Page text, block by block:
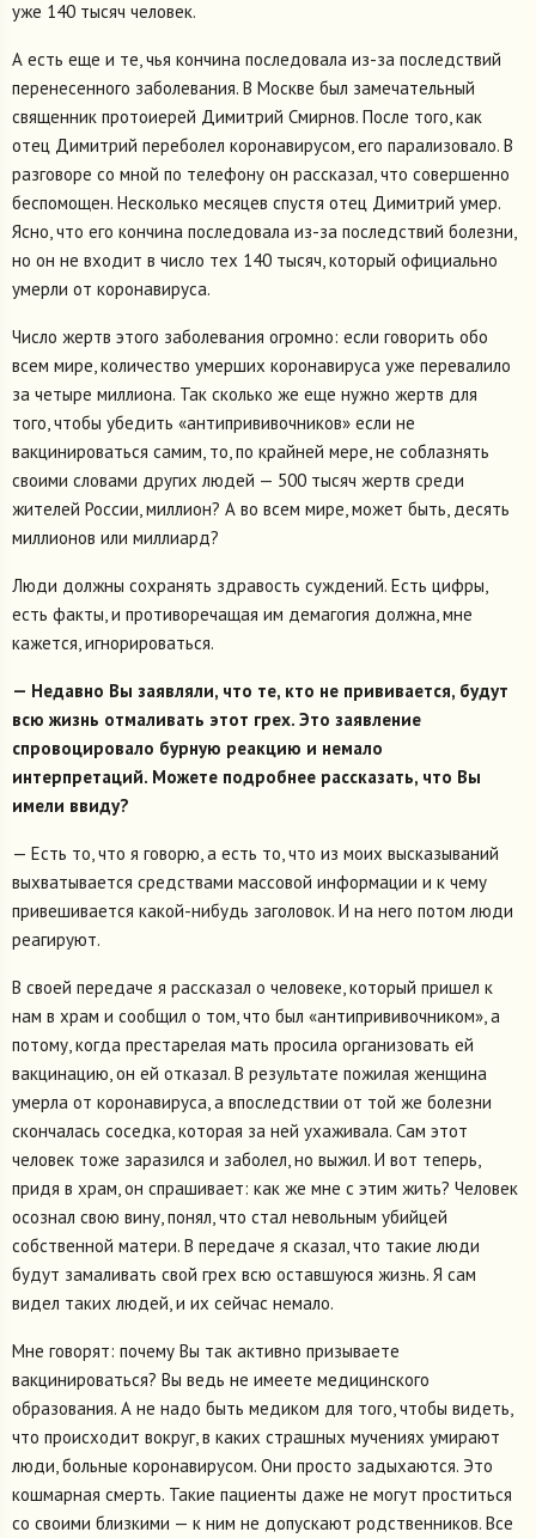
уже 140 тысяч человек.
А есть еще и те, чья кончина последовала из-за последствий
перенесенного заболевания. В Москве был замечательный
священник протоиерей Димитрий Смирнов. После того, как
отец Димитрий переболел коронавирусом, его парализовало. В
разговоре со мной по телефону он рассказал, что совершенно
беспомощен. Несколько месяцев спустя отец Димитрий умер.
Ясно, что его кончина последовала из-за последствий болезни,
но он не входит в число тех 140 тысяч, который официально
умерли от коронавируса.
Число жертв этого заболевания огромно: если говорить обо
всем мире, количество умерших коронавируса уже перевалило
за четыре миллиона. Так сколько же еще нужно жертв для
того, чтобы убедить «антипрививочников» если не
вакцинироваться самим, то, по крайней мере, не соблазнять
своими словами других людей — 500 тысяч жертв среди
жителей России, миллион? А во всем мире, может быть, десять
миллионов или миллиард?
Люди должны сохранять здравость суждений. Есть цифры,
есть факты, и противоречащая им демагогия должна, мне
кажется, игнорироваться.
— Недавно Вы заявляли, что те, кто не прививается, будут
всю жизнь отмаливать этот грех. Это заявление
спровоцировало бурную реакцию и немало
интерпретаций. Можете подробнее рассказать, что Вы
имели ввиду?
— Есть то, что я говорю, а есть то, что из моих высказываний
выхватывается средствами массовой информации и к чему
привешивается какой-нибудь заголовок. И на него потом люди
реагируют.
В своей передаче я рассказал о человеке, который пришел к
нам в храм и сообщил о том, что был «антипрививочником», а
потому, когда престарелая мать просила организовать ей
вакцинацию, он ей отказал. В результате пожилая женщина
умерла от коронавируса, а впоследствии от той же болезни
скончалась соседка, которая за ней ухаживала. Сам этот
человек тоже заразился и заболел, но выжил. И вот теперь,
придя в храм, он спрашивает: как же мне с этим жить? Человек
осознал свою вину, понял, что стал невольным убийцей
собственной матери. В передаче я сказал, что такие люди
будут замаливать свой грех всю оставшуюся жизнь. Я сам
видел таких людей, и их сейчас немало.
Мне говорят: почему Вы так активно призываете
вакцинироваться? Вы ведь не имеете медицинского
образования. А не надо быть медиком для того, чтобы видеть,
что происходит вокруг, в каких страшных мучениях умирают
люди, больные коронавирусом. Они просто задыхаются. Это
кошмарная смерть. Такие пациенты даже не могут проститься
со своими близкими — к ним не допускают родственников. Все